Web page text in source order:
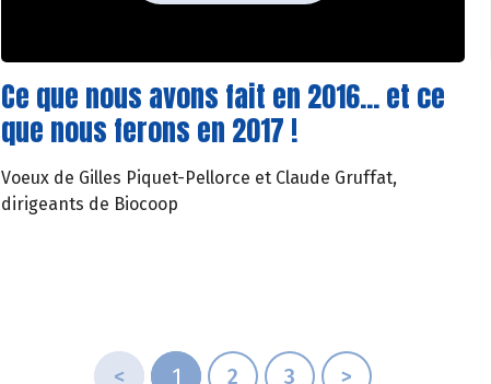
Ce que nous avons fait en 2016... et ce
que nous ferons en 2017 !
Voeux de Gilles Piquet-Pellorce et Claude Gruffat,
dirigeants de Biocoop
< 1 2 3 >